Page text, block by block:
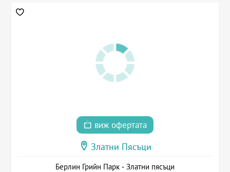
виж офертата
Златни Пясъци
Берлин Грийн Парк - Златни пясъци